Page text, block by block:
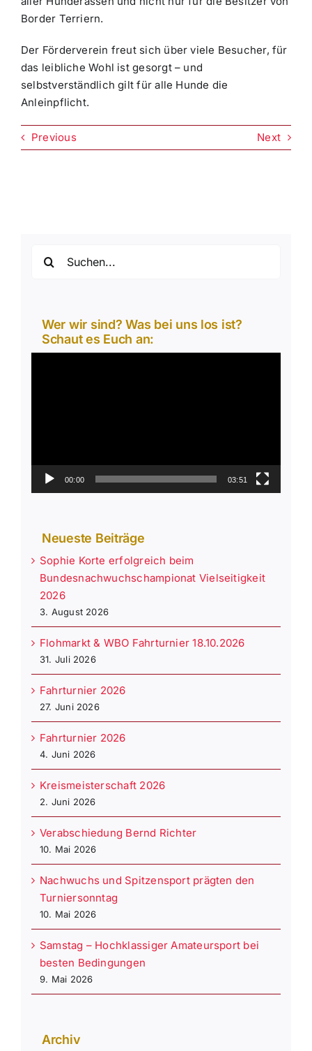
Border Terriern.
Der Förderverein freut sich über viele Besucher, für
das leibliche Wohl ist gesorgt – und
selbstverständlich gilt für alle Hunde die
Anleinpflicht.
Previous Next
nach:
Wer wir sind? Was bei uns los ist?
Schaut es Euch an:
00:00 03:51
Neueste Beiträge
Sophie Korte erfolgreich beim
Bundesnachwuchschampionat Vielseitigkeit
2026
3. August 2026
Flohmarkt & WBO Fahrturnier 18.10.2026
31. Juli 2026
Fahrturnier 2026
27. Juni 2026
Fahrturnier 2026
4. Juni 2026
Kreismeisterschaft 2026
2. Juni 2026
Verabschiedung Bernd Richter
10. Mai 2026
Nachwuchs und Spitzensport prägten den
Turniersonntag
10. Mai 2026
Samstag – Hochklassiger Amateursport bei
besten Bedingungen
9. Mai 2026
Archiv